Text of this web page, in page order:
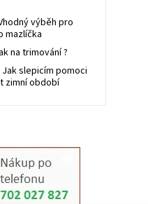
výběh pro
mazlíčka
na trimování ?
Jak slepicím pomoci
zimní období